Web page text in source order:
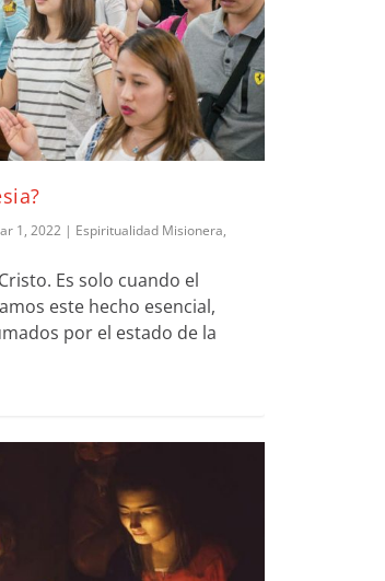
1, 2022 | Espiritualidad Misionera,
Es solo cuando el
este hecho esencial,
por el estado de la